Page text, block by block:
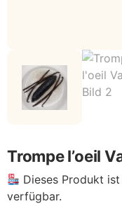
Trompe l’oeil
Dieses Produkt
verfügbar.